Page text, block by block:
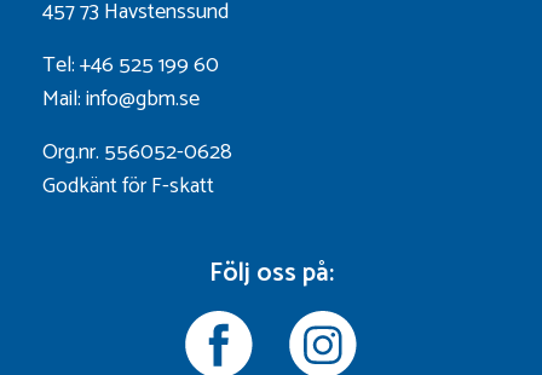
457 73 Havstenssund
Tel: +46 525 199 60
Mail: info@gbm.se
Org.nr. 556052-0628
Godkänt för F-skatt
Följ oss på: